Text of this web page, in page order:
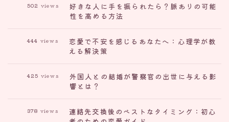
好きな人に手を振られたら？脈ありの可能
性を高める方法
502 views
恋愛で不安を感じるあなたへ：心理学が教
える解決策
444 views
外国人との結婚が警察官の出世に与える影
響とは？
425 views
連絡先交換後のベストなタイミング：初心
378 views